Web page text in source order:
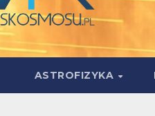
ASTROFIZYKA